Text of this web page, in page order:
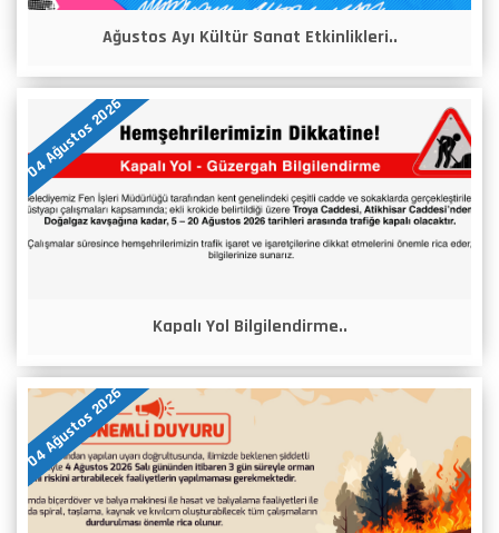
Ağustos Ayı Kültür Sanat Etkinlikleri..
04 Ağustos 2026
Kapalı Yol Bilgilendirme..
04 Ağustos 2026